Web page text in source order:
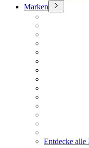
Marken
Entdecke alle